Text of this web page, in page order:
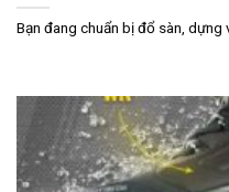
Bạn đang chuẩn bị đổ sàn,